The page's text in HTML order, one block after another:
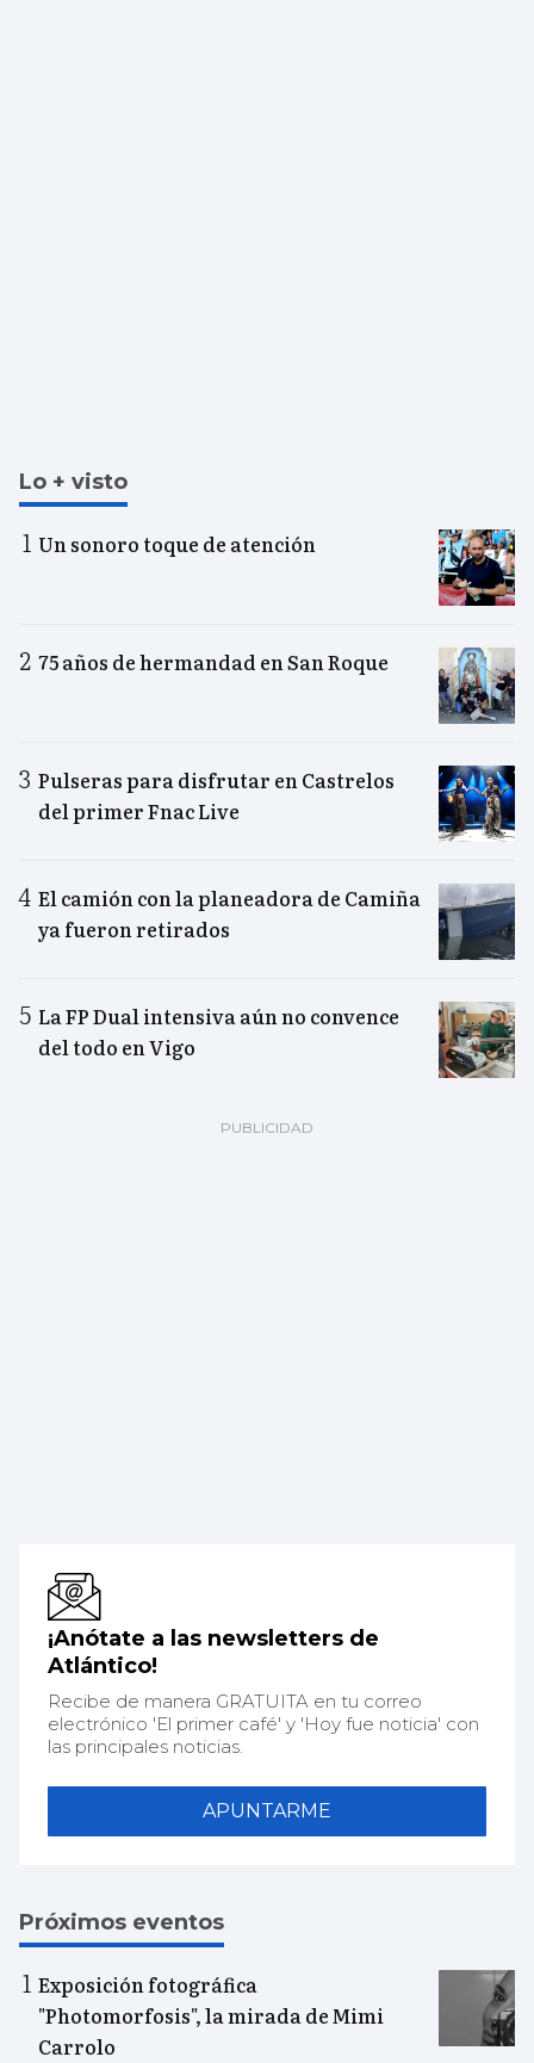
Lo + visto
Un sonoro toque de atención
75 años de hermandad en San Roque
Pulseras para disfrutar en Castrelos
del primer Fnac Live
El camión con la planeadora de Camiña
ya fueron retirados
La FP Dual intensiva aún no convence
del todo en Vigo
¡Anótate a las newsletters de
Atlántico!
Recibe de manera GRATUITA en tu correo
electrónico 'El primer café' y 'Hoy fue noticia' con
las principales noticias.
APUNTARME
Próximos eventos
Exposición fotográfica
"Photomorfosis", la mirada de Mimi
Carrolo